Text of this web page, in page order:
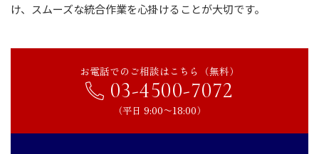
け、スムーズな統合作業を心掛けることが大切です。
お電話でのご相談はこちら（無料）
03-4500-7072
（平日 9:00〜18:00）